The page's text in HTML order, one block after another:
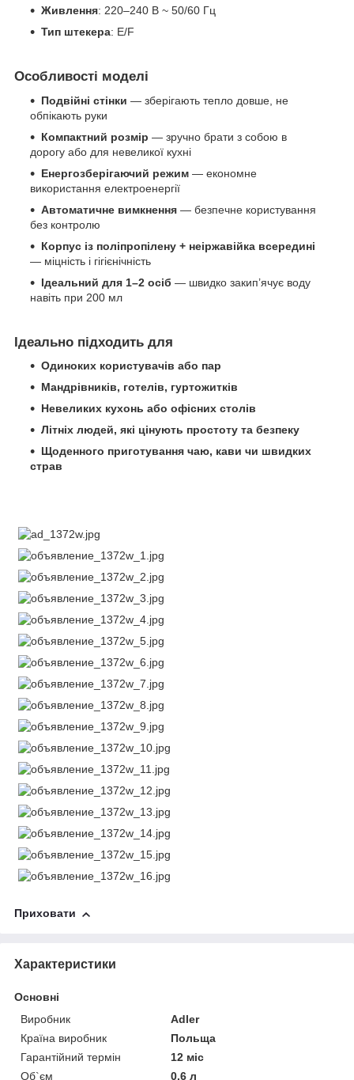
Живлення: 220–240 В ~ 50/60 Гц
Тип штекера: E/F
Особливості моделі
Подвійні стінки — зберігають тепло довше, не
обпікають руки
Компактний розмір — зручно брати з собою в
дорогу або для невеликої кухні
Енергозберігаючий режим — економне
використання електроенергії
Автоматичне вимкнення — безпечне користування
без контролю
Корпус із поліпропілену + неіржавійка всередині
— міцність і гігієнічність
Ідеальний для 1–2 осіб — швидко закип’ячує воду
навіть при 200 мл
Ідеально підходить для
Одиноких користувачів або пар
Мандрівників, готелів, гуртожитків
Невеликих кухонь або офісних столів
Літніх людей, які цінують простоту та безпеку
Щоденного приготування чаю, кави чи швидких
страв
Приховати
Характеристики
Основні
Виробник
Adler
Країна виробник
Польща
Гарантійний термін
12 міс
Об`єм
0.6 л